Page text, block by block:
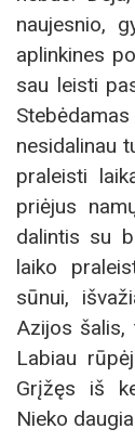
naujesnio,
aplinkines
sau leisti
nesidalinau
praleisti
priėjus
dalintis su
laiko
sūnui,
Azijos šalis,
Labiau
Grįžęs iš
Nieko